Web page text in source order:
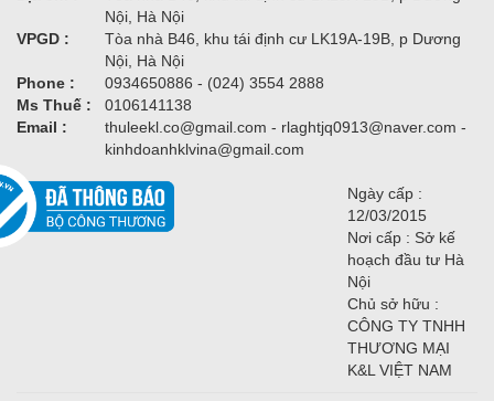
Nội, Hà Nội
VPGD :
Tòa nhà B46, khu tái định cư LK19A-19B, p Dương
Nội, Hà Nội
Phone :
0934650886 - (024) 3554 2888
Ms Thuế :
0106141138
Email :
thuleekl.co@gmail.com - rlaghtjq0913@naver.com -
kinhdoanhklvina@gmail.com
Ngày cấp :
12/03/2015
Nơi cấp : Sở kế
hoạch đầu tư Hà
Nội
Chủ sở hữu :
CÔNG TY TNHH
THƯƠNG MẠI
K&L VIỆT NAM